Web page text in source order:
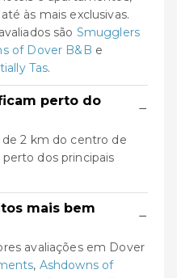
às mais exclusivas.
são Smugglers
of Dover B&B e
Tas.
perto do
−
2 km do centro de
dos principais
mais bem
−
avaliações em Dover
, Ashdowns of